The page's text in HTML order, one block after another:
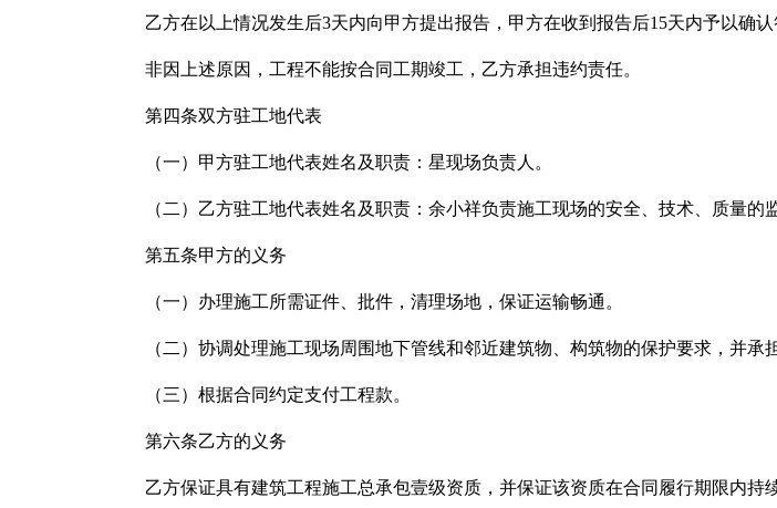
乙方在以上情况发生后3天内向甲方提出报告，甲方在收到报告后15天内予以确认
非因上述原因，工程不能按合同工期竣工，乙方承担违约责任。
第四条双方驻工地代表
（一）甲方驻工地代表姓名及职责：星现场负责人。
（二）乙方驻工地代表姓名及职责：余小祥负责施工现场的安全、技术、质量的
第五条甲方的义务
（一）办理施工所需证件、批件，清理场地，保证运输畅通。
（二）协调处理施工现场周围地下管线和邻近建筑物、构筑物的保护要求，并承
（三）根据合同约定支付工程款。
第六条乙方的义务
乙方保证具有建筑工程施工总承包壹级资质，并保证该资质在合同履行期限内持